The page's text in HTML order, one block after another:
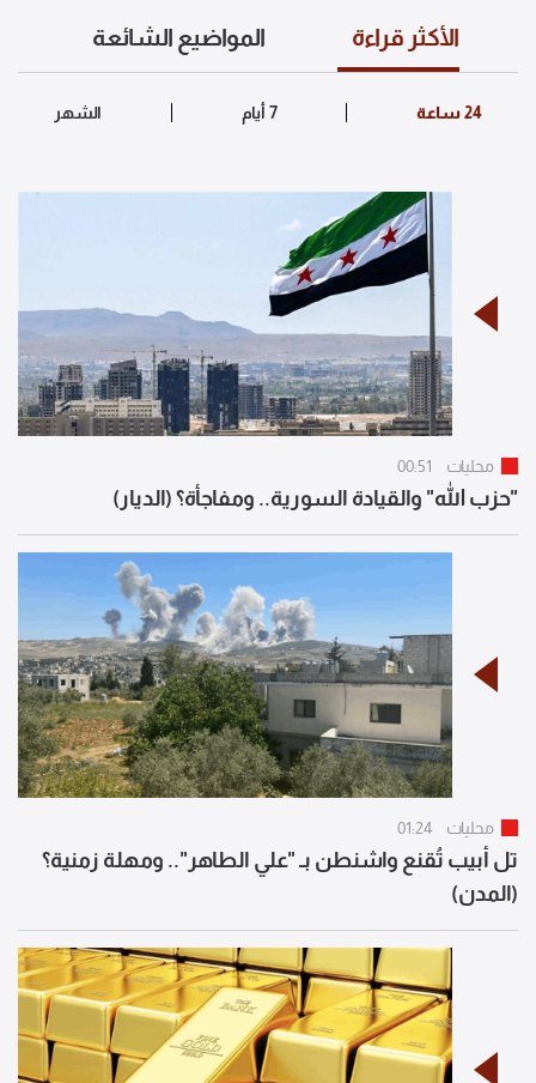
الأكثر قراءة المواضيع الشائعة
محليات 00:51
"حزب الله" والقيادة السورية.. ومفاجأة؟ (الديار)
محليات 01:24
تل أبيب تُقنع واشنطن بـ "علي الطاهر".. ومهلة زمنية؟
(المدن)